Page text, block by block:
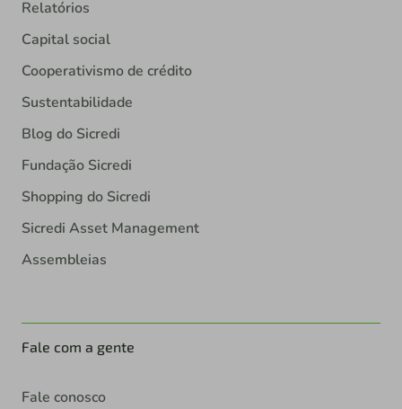
Relatórios
Capital social
Cooperativismo de crédito
Sustentabilidade
Blog do Sicredi
Fundação Sicredi
Shopping do Sicredi
Sicredi Asset Management
Assembleias
Fale com a gente
Fale conosco